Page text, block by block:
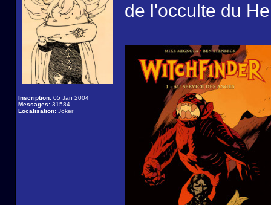
Inscription: 05 Jan 2004
Messages: 31584
Localisation: Joker
de l'occulte du